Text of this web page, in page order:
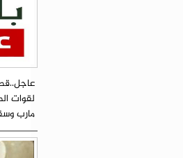
لقوات
مارب